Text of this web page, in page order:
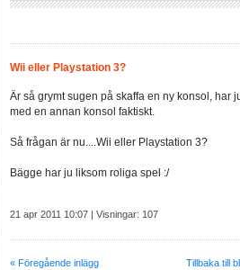
Wii eller Playstation 3?
Är så grymt sugen på skaffa en ny konsol, har
med en annan konsol faktiskt.
Så frågan är nu....Wii eller Playstation 3?
Bägge har ju liksom roliga spel :/
21 apr 2011 10:07 | Visningar: 107
« Föregående inlägg Tillbaka till